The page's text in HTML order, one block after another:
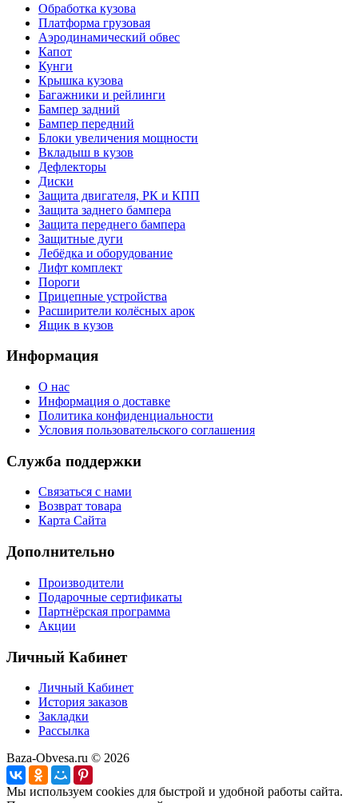
Обработка кузова
Платформа грузовая
Аэродинамический обвес
Капот
Кунги
Крышка кузова
Багажники и рейлинги
Бампер задний
Бампер передний
Блоки увеличения мощности
Вкладыш в кузов
Дефлекторы
Диски
Защита двигателя, РК и КПП
Защита заднего бампера
Защита переднего бампера
Защитные дуги
Лебёдка и оборудование
Лифт комплект
Пороги
Прицепные устройства
Расширители колёсных арок
Ящик в кузов
Информация
О нас
Информация о доставке
Политика конфиденциальности
Условия пользовательского соглашения
Служба поддержки
Связаться с нами
Возврат товара
Карта Сайта
Дополнительно
Производители
Подарочные сертификаты
Партнёрская программа
Акции
Личный Кабинет
Личный Кабинет
История заказов
Закладки
Рассылка
Baza-Obvesa.ru © 2026
Мы используем cookies для быстрой и удобной работы сайта.